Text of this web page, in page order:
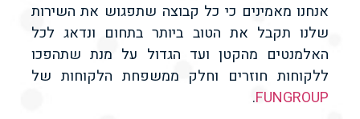
אנחנו מאמינים כי כל קבוצה שתפגוש את השירות
שלנו תקבל את הטוב ביותר בתחום ונדאג לכל
האלמנטים מהקטן ועד הגדול על מנת שתהפכו
ללקוחות חוזרים וחלק ממשפחת הלקוחות של
FUNGROUP
.